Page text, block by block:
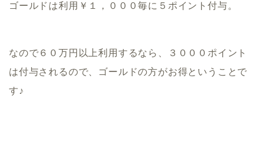
ゴールドは利用￥１，０００毎に５ポイント付与。
なので６０万円以上利用するなら、３０００ポイント
は付与されるので、ゴールドの方がお得ということで
す♪